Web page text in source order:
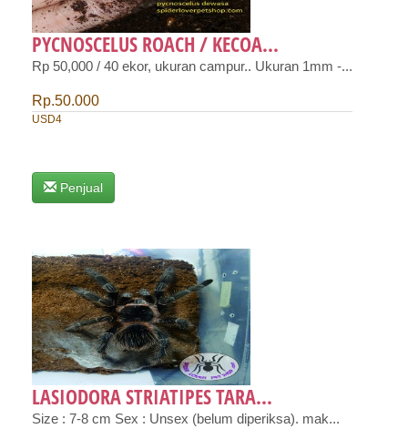
PYCNOSCELUS ROACH / KECOA...
Rp 50,000 / 40 ekor, ukuran campur.. Ukuran 1mm -...
Rp.50.000
USD4
Penjual
LASIODORA STRIATIPES TARA...
Size : 7-8 cm Sex : Unsex (belum diperiksa). mak...